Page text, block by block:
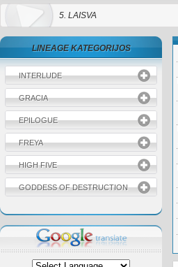
5. LAISVA
LINEAGE KATEGORIJOS
INTERLUDE
GRACIA
EPILOGUE
FREYA
HIGH FIVE
GODDESS OF DESTRUCTION